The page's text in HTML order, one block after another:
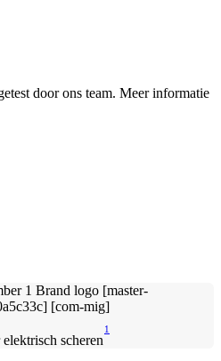
door ons team. Meer informatie
scheren
1